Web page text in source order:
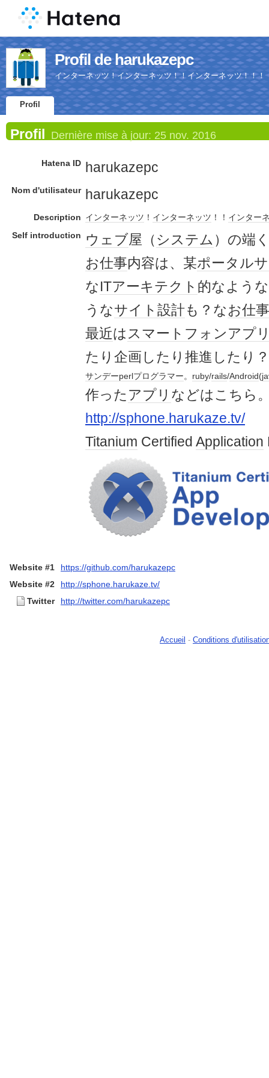
Profil de harukazepc
インターネッツ！インターネッツ！！インターネッツ！！！
Profil
Profil Dernière mise à jour: 25 nov. 2016
Hatena ID harukazepc
Nom d'utilisateur harukazepc
Description インターネッツ ！ インターネッツ ！！ インター
Self introduction
ウェブ屋（システム ）の端
お仕事内容は、某ポータル
なITアーキテクト 的なような
うなサイト 設計も？なお仕事
最近はスマートフォンアプ
たり企画したり推進したり
サンデーperlプログラマー。 ruby/rails/Android(
作った アプリ などはこちら
http://sphone.harukaze.tv/
Titanium Certified Application
Website #1
https://github.com/harukazepc
Website #2
http://sphone.harukaze.tv/
Twitter
http://twitter.com/harukazepc
Accueil - Conditions